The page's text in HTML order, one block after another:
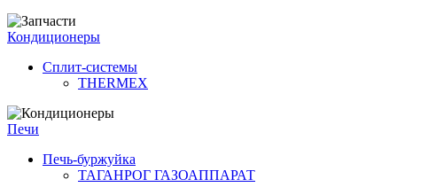
Кондиционеры
Сплит-системы
THERMEX
Печи
Печь-буржуйка
ТАГАНРОГ ГАЗОАППАРАТ